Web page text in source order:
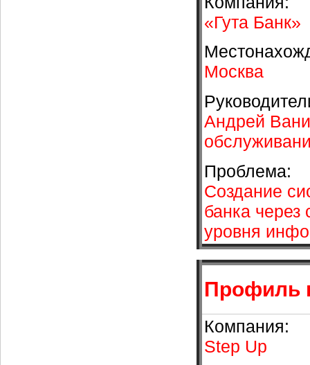
«Гута Банк»
Москва
Андрей
Проблема:
Создание
банка через
уровня
Профиль
Компания:
Step Up